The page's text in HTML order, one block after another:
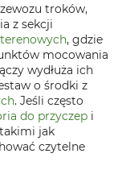
troków,
z sekcji
, gdzie
mocowania
wydłuża ich
o środki z
. Jeśli często
do przyczep i
jak
czytelne